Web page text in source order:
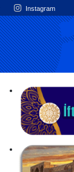
Instagram